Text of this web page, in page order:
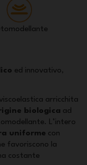
ed innovativo,
arricchita
biologica ad
L’intero
uniforme con
favoriscono la
costante